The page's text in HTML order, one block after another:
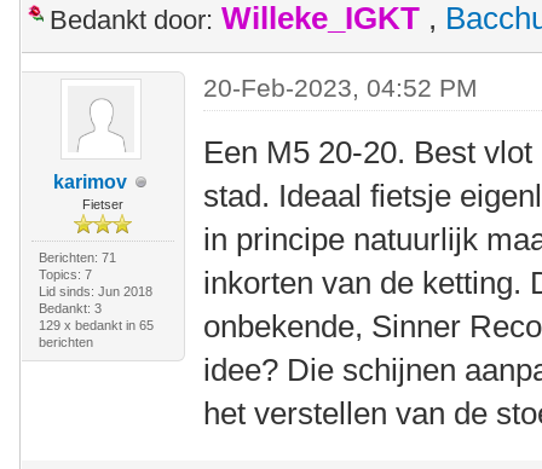
Bedankt door: Willeke_IGKT ,
karimov
Fietser
Berichten: 71
Topics: 7
Lid sinds: Jun 2018
Bedankt: 3
129 x bedankt in 65
berichten
20-Feb-2023, 04:52 PM
Een M5 20-20. Best
stad. Ideaal fietsje
in principe natuurlijk
inkorten van de ketting.
onbekende, Sinner
idee? Die schijnen
het verstellen van de